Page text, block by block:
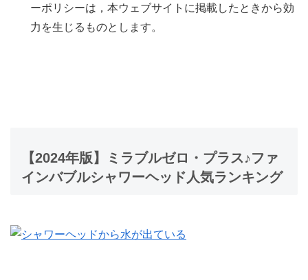
ーポリシーは，本ウェブサイトに掲載したときから効
力を生じるものとします。
【2024年版】ミラブルゼロ・プラス♪ファ
インバブルシャワーヘッド人気ランキング